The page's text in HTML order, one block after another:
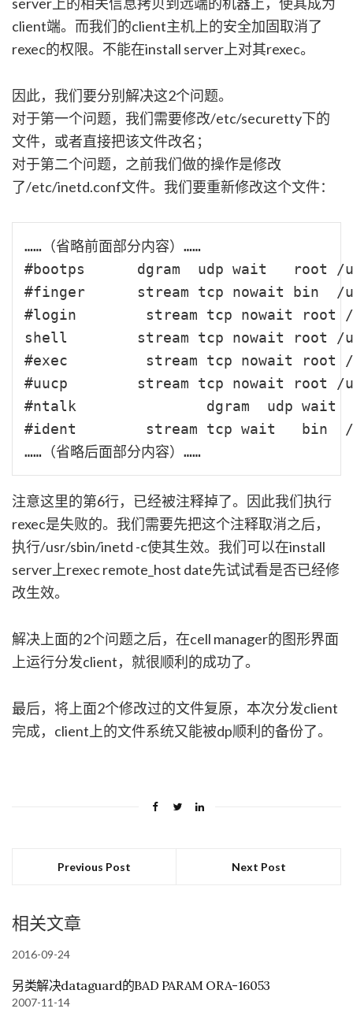
client端。而我们的client主机上的安全加固取消了
rexec的权限。不能在install server上对其rexec。
因此，我们要分别解决这2个问题。
对于第一个问题，我们需要修改/etc/securetty下的
文件，或者直接把该文件改名；
对于第二个问题，之前我们做的操作是修改
了/etc/inetd.conf文件。我们要重新修改这个文件：
……（省略前面部分内容）……
#bootps      dgram  udp wait   root /
#finger      stream tcp nowait bin  /
#login        stream tcp nowait root
shell        stream tcp nowait root /
#exec         stream tcp nowait root
#uucp        stream tcp nowait root /
#ntalk               dgram  udp wait
#ident        stream tcp wait   bin
注意这里的第6行，已经被注释掉了。因此我们执行
rexec是失败的。我们需要先把这个注释取消之后，
执行/usr/sbin/inetd -c使其生效。我们可以在install
server上rexec remote_host date先试试看是否已经修
改生效。
解决上面的2个问题之后，在cell manager的图形界面
上运行分发client，就很顺利的成功了。
最后，将上面2个修改过的文件复原，本次分发client
完成，client上的文件系统又能被dp顺利的备份了。
Previous Post Next Post
相关文章
2016-09-24
另类解决dataguard的BAD PARAM ORA-16053
2007-11-14